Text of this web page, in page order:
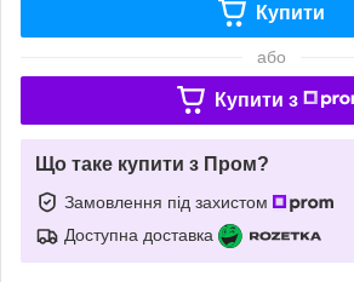
Купити
або
Купити з
Що таке купити з Пром?
Замовлення під захистом
Доступна доставка